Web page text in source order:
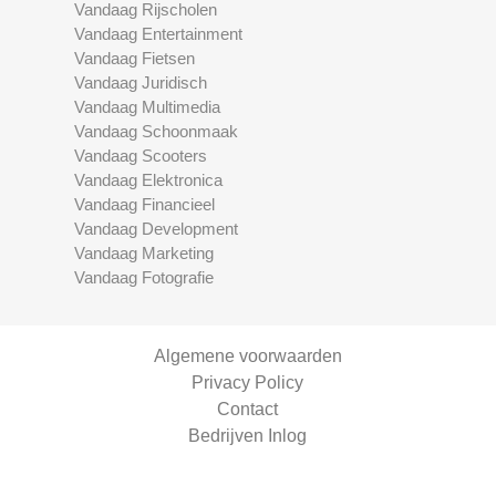
Vandaag Rijscholen
Vandaag Entertainment
Vandaag Fietsen
Vandaag Juridisch
Vandaag Multimedia
Vandaag Schoonmaak
Vandaag Scooters
Vandaag Elektronica
Vandaag Financieel
Vandaag Development
Vandaag Marketing
Vandaag Fotografie
Algemene voorwaarden
Privacy Policy
Contact
Bedrijven Inlog